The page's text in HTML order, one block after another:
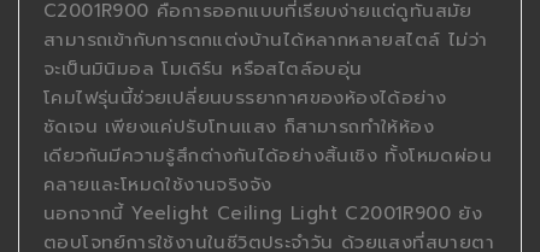
C2001R900 คือการออกแบบที่เรียบง่ายแต่ดูทันสมัย
สามารถเข้ากับการตกแต่งบ้านได้หลากหลายสไตล์ ไม่ว่า
จะเป็นมินิมอล โมเดิร์น หรือสไตล์อบอุ่น
โคมไฟรุ่นนี้ช่วยเปลี่ยนบรรยากาศของห้องได้อย่าง
ชัดเจน เพียงแค่ปรับโทนแสง ก็สามารถทำให้ห้อง
เดียวกันมีความรู้สึกต่างกันได้อย่างสิ้นเชิง ทั้งโหมดผ่อน
คลายและโหมดใช้งานจริงจัง
นอกจากนี้ Yeelight Ceiling Light C2001R900 ยัง
ตอบโจทย์การใช้งานในชีวิตประจำวัน ด้วยแสงที่สบายตา